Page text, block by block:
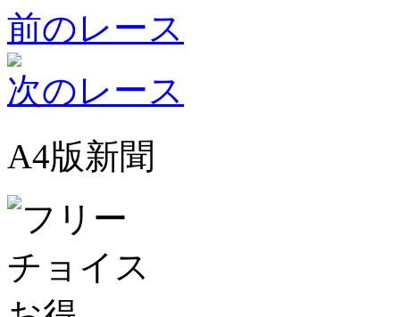
前のレース
次のレース
A4版新聞